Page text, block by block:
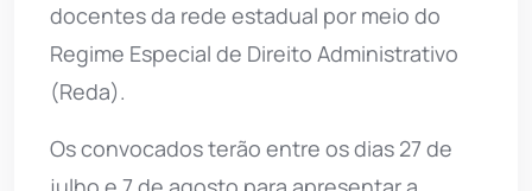
docentes da rede estadual por meio do
Regime Especial de Direito Administrativo
(Reda).
Os convocados terão entre os dias 27 de